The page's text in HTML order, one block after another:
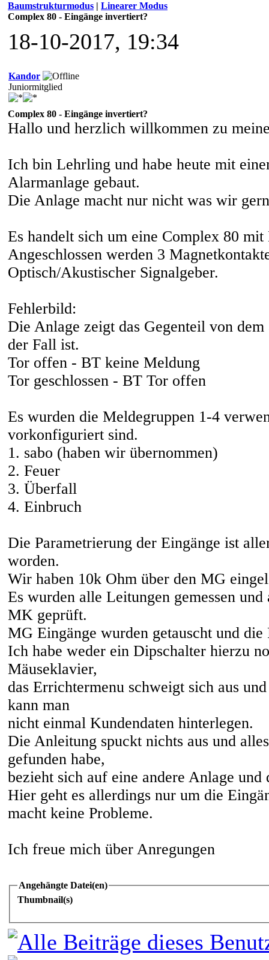
Baumstrukturmodus | Linearer Modus
Complex 80 - Eingänge invertiert?
18-10-2017, 19:34
Kandor
Juniormitglied
Complex 80 - Eingänge invertiert?
Hallo und herzlich willkommen zu
Ich bin Lehrling und habe heute mit
Alarmanlage gebaut.
Die Anlage macht nur nicht was wir
Es handelt sich um eine Complex 80
Angeschlossen werden 3
Optisch/Akustischer Signalgeber.
Fehlerbild:
Die Anlage zeigt das Gegenteil von
der Fall ist.
Tor offen - BT keine Meldung
Tor geschlossen - BT Tor offen
Es wurden die Meldegruppen 1-4
vorkonfiguriert sind.
1. sabo (haben wir übernommen)
2. Feuer
3. Überfall
4. Einbruch
Die Parametrierung der Eingänge ist
worden.
Wir haben 10k Ohm über den MG
Es wurden alle Leitungen gemessen
MK geprüft.
MG Eingänge wurden getauscht und die
Ich habe weder ein Dipschalter hierzu
Mäuseklavier,
das Errichtermenu schweigt sich aus
kann man
nicht einmal Kundendaten hinterlegen.
Die Anleitung spuckt nichts aus und
gefunden habe,
bezieht sich auf eine andere Anlage und
Hier geht es allerdings nur um die
macht keine Probleme.
Ich freue mich über Anregungen
Angehängte Datei(en)
Thumbnail(s)